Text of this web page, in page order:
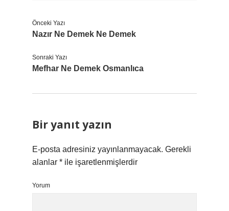
Önceki Yazı
Nazır Ne Demek Ne Demek
Sonraki Yazı
Mefhar Ne Demek Osmanlıca
Bir yanıt yazın
E-posta adresiniz yayınlanmayacak. Gerekli
alanlar * ile işaretlenmişlerdir
Yorum